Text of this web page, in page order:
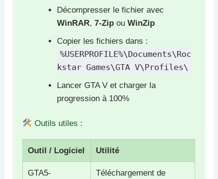
Décompresser le fichier avec
WinRAR,7-Zip ouWinZip
Copier les fichiers dans :
%USERPROFILE%\Documents\Roc
kstar Games\GTA V\Profiles\
Lancer GTA V et charger la
progression à 100%
Outils utiles :
Outil / Logiciel Utilité
GTA5-
Téléchargement de